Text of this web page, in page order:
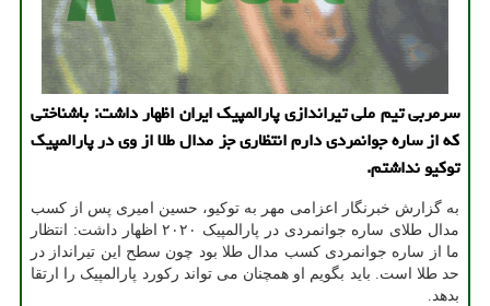
سرمربی تیم ملی تیراندازی پارالمپیک ایران اظهار داشت: باشناختی
که از ساره جوانمردی دارم انتظاری جز مدال طلا از وی در پارالمپیک
توکیو نداشتم.
به گزارش خبرنگار اعزامی مهر به توکیو، حسین امیری پس از کسب
مدال طلای ساره جوانمردی در پارالمپیک ۲۰۲۰ اظهار داشت: انتظار
ما از ساره جوانمردی کسب مدال طلا بود چون سطح این تیرانداز در
حد طلا است. باید بگویم او همچنان می تواند رکورد پارالمپیک را ارتقا
بدهد.